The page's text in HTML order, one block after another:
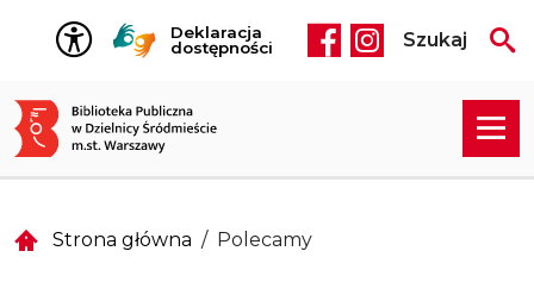
Przejdź do treści
Deklaracja
dostępności
Social media
Szukaj
Strona główna Polecamy